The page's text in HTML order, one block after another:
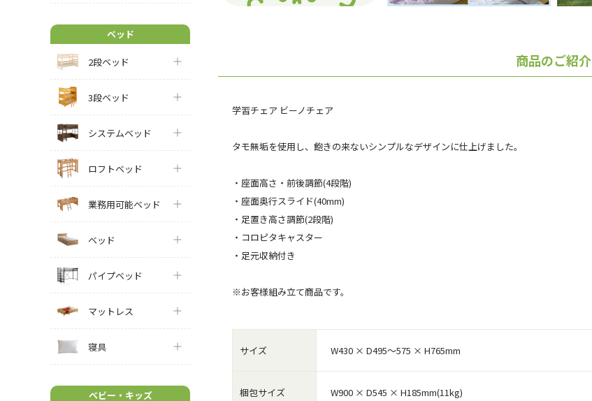
ベッド
2段ベッド
3段ベッド
システムベッド
ロフトベッド
業務用可能ベッド
ベッド
パイプベッド
マットレス
寝具
ベビー・キッズ
商品のご紹介
学習チェア ビーノチェア
タモ無垢を使用し、飽きの来ないシンプルなデザインに仕上げました。
・座面高さ・前後調節(4段階)
・座面奥行スライド(40mm)
・足置き高さ調節(2段階)
・コロピタキャスター
・足元収納付き
※お客様組み立て商品です。
サイズ W430 × D495～575 × H765mm
梱包サイズ W900 × D545 × H185mm(11kg)